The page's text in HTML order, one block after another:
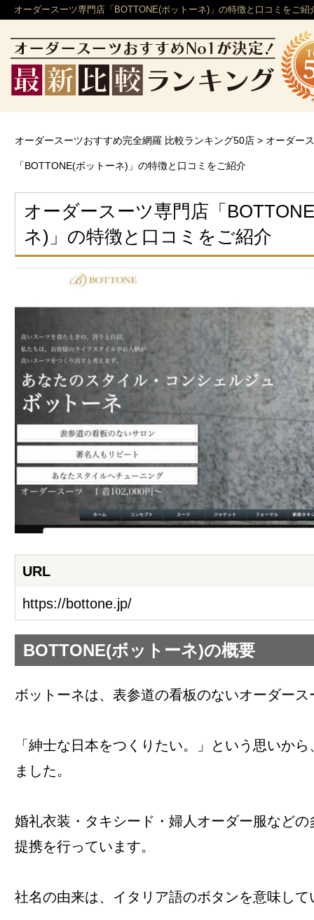
オーダースーツ専門店「BOTTONE(ボットーネ)」の特徴と口コミをご紹
オーダースーツおすすめ完全網羅 比較ランキング50店> オーダー
「BOTTONE(ボットーネ)」の特徴と口コミをご紹介
オーダースーツ専門店「
ネ)」の特徴と口コミをご紹介
URL
https://bottone.jp/
BOTTONE(ボットーネ)の概要
ボットーネは、表参道の看板のないオーダース
「紳士な日本をつくりたい。」という思いか
ました。
婚礼衣装・タキシード・婦人オーダー服など
提携を行っています。
社名の由来は、イタリア語のボタンを意味して